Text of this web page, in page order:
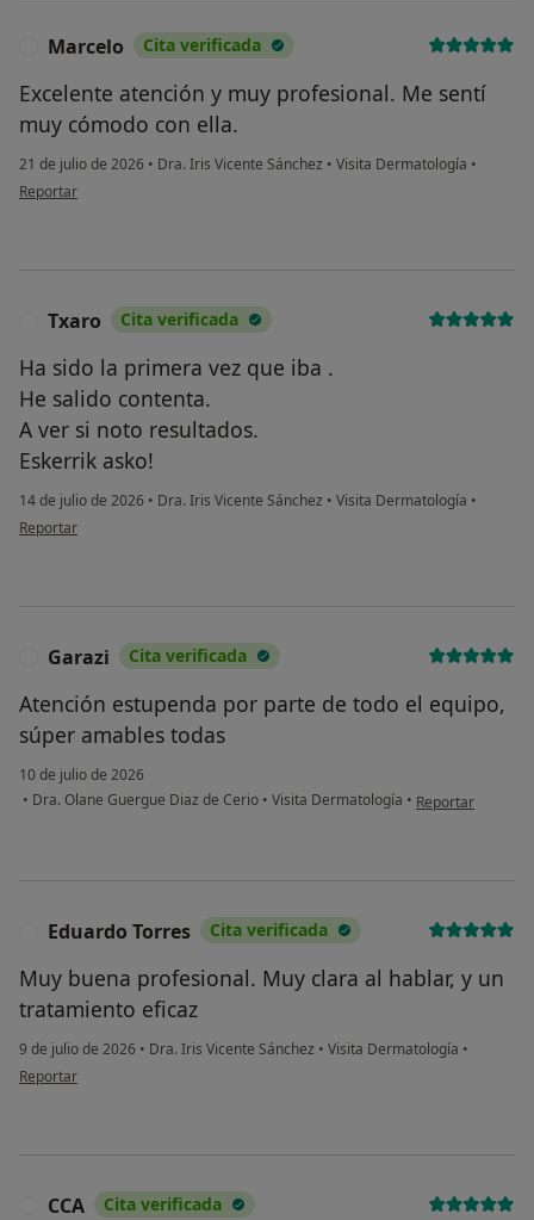
Marcelo Cita verificada
Excelente atención y muy profesional. Me sentí
muy cómodo con ella.
21 de julio de 2026 • Dra. Iris Vicente Sánchez • Visita Dermatología •
en opinión del usuario Marcelo
Reportar
Txaro Cita verificada
Ha sido la primera vez que iba .
He salido contenta.
A ver si noto resultados.
Eskerrik asko!
14 de julio de 2026 • Dra. Iris Vicente Sánchez • Visita Dermatología •
en opinión del usuario Txaro
Reportar
Garazi Cita verificada
Atención estupenda por parte de todo el equipo,
súper amables todas
10 de julio de 2026
• Dra. Olane Guergue Diaz de Cerio • Visita Dermatología • en opinión del
Reportar
Eduardo Torres Cita verificada
Muy buena profesional. Muy clara al hablar, y un
tratamiento eficaz
9 de julio de 2026 • Dra. Iris Vicente Sánchez • Visita Dermatología •
en opinión del usuario Eduardo Torres
Reportar
CCA Cita verificada